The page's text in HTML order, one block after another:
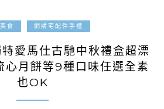
食 網購宅配伴手禮
愛馬仕古馳中秋禮盒超漂
心月餅等9種口味任選全素
也OK